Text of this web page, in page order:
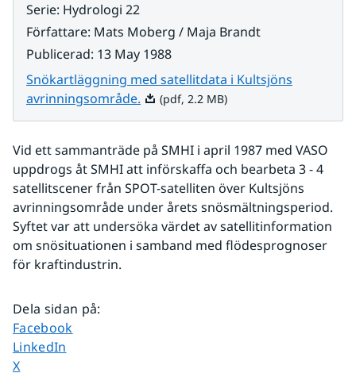
Serie: Hydrologi 22
Författare: Mats Moberg / Maja Brandt
Publicerad: 13 May 1988
Snökartläggning med satellitdata i Kultsjöns
avrinningsområde. Pdf, 2.2 MB.
(pdf, 2.2 MB)
Vid ett sammanträde på SMHI i april 1987 med VASO
uppdrogs åt SMHI att införskaffa och bearbeta 3 - 4
satellitscener från SPOT-satelliten över Kultsjöns
avrinningsområde under årets snösmältningsperiod.
Syftet var att undersöka värdet av satellitinformation
om snösituationen i samband med flödesprognoser
för kraftindustrin.
Dela sidan på:
Dela sidan på
Facebook
Dela sidan på
LinkedIn
Dela sidan på
X